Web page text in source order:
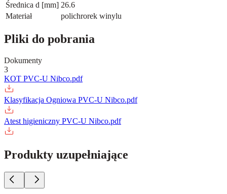
Średnica d [mm] 26.6
Materiał
polichrorek winylu
Pliki do pobrania
Dokumenty
3
KOT PVC-U Nibco.pdf
Klasyfikacja Ogniowa PVC-U Nibco.pdf
Atest higieniczny PVC-U Nibco.pdf
Produkty uzupełniające